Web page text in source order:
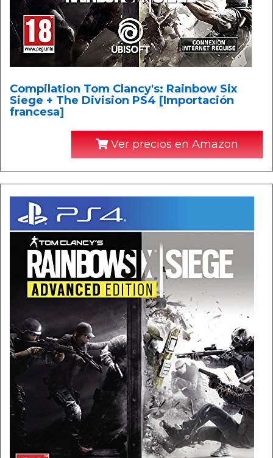
Compilation Tom Clancy's: Rainbow Six
Siege + The Division PS4 [Importación
francesa]
Ver precios en Amazon